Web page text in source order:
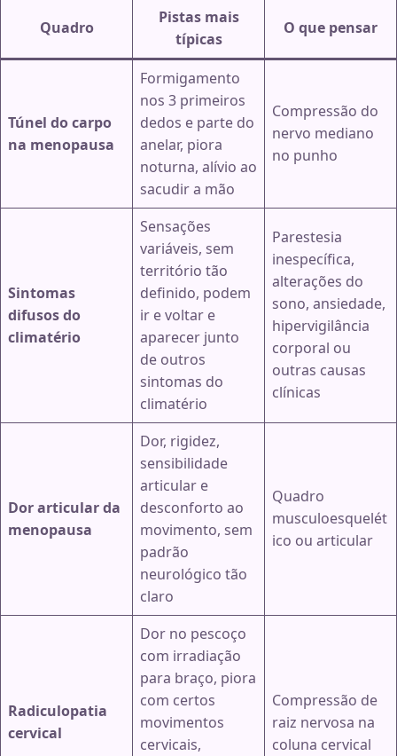
Quadro
Pistas mais
típicas
O que pensar
Túnel do carpo
na menopausa
Formigamento
nos 3 primeiros
dedos e parte do
anelar, piora
noturna, alívio ao
sacudir a mão
Compressão do
nervo mediano
no punho
Sintomas
difusos do
climatério
Sensações
variáveis, sem
território tão
definido, podem
ir e voltar e
aparecer junto
de outros
sintomas do
climatério
Parestesia
inespecífica,
alterações do
sono, ansiedade,
hipervigilância
corporal ou
outras causas
clínicas
Dor articular da
menopausa
Dor, rigidez,
sensibilidade
articular e
desconforto ao
movimento, sem
padrão
neurológico tão
claro
Quadro
musculoesquelét
ico ou articular
Radiculopatia
cervical
Dor no pescoço
com irradiação
para braço, piora
com certos
movimentos
cervicais,
Compressão de
raiz nervosa na
coluna cervical